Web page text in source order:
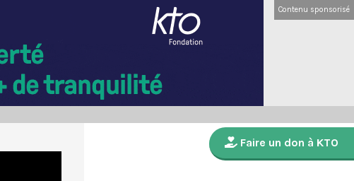
Contenu sponsorisé
Faire un don à KTO